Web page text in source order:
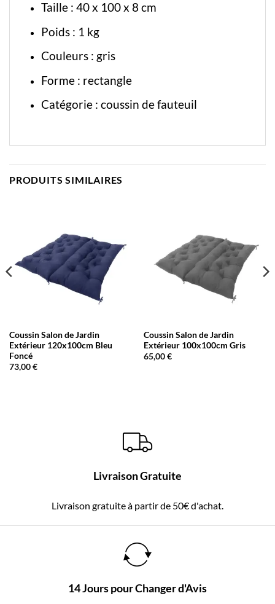
Taille : 40 x 100 x 8 cm
Poids : 1 kg
Couleurs : gris
Forme : rectangle
Catégorie : coussin de fauteuil
PRODUITS SIMILAIRES
Coussin Salon de Jardin
Extérieur 120x100cm Bleu
Foncé
73,00€
Coussin Salon de Jardin
Extérieur 100x100cm Gris
65,00€
Livraison Gratuite
Livraison gratuite à partir de 50€ d'achat.
14 Jours pour Changer d'Avis